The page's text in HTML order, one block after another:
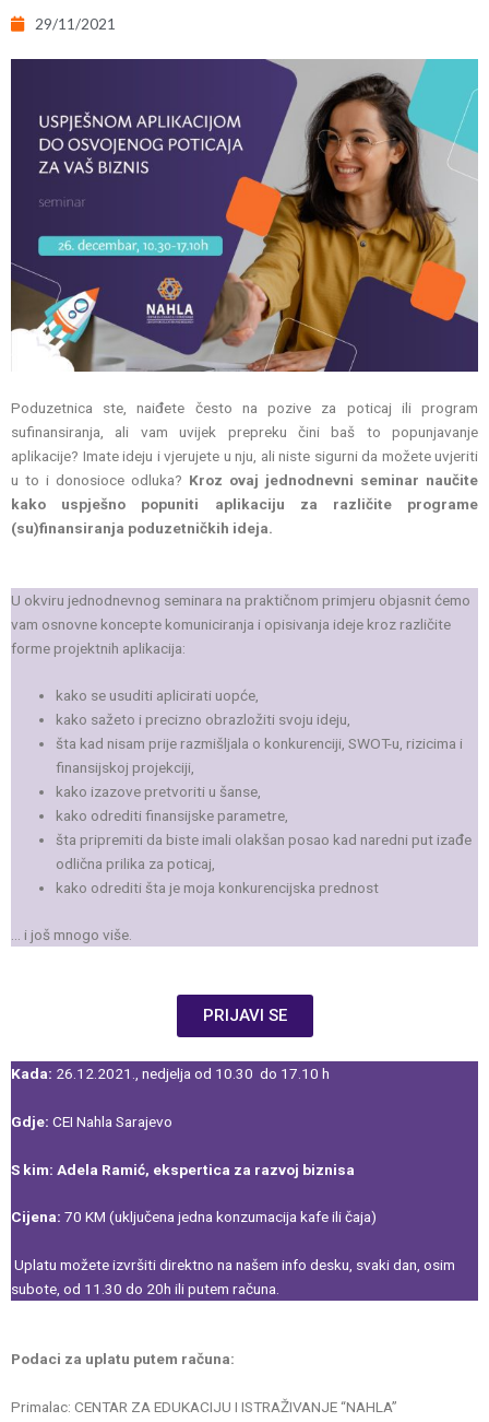
29/11/2021
Poduzetnica ste, naiđete često na pozive za poticaj ili program
sufinansiranja, ali vam uvijek prepreku čini baš to popunjavanje
aplikacije? Imate ideju i vjerujete u nju, ali niste sigurni da možete uvjeriti
u to i donosioce odluka? Kroz ovaj jednodnevni seminar naučite
kako uspješno popuniti aplikaciju za različite programe
(su)finansiranja poduzetničkih ideja.
U okviru jednodnevnog seminara na praktičnom primjeru objasnit ćemo
vam osnovne koncepte komuniciranja i opisivanja ideje kroz različite
forme projektnih aplikacija:
kako se usuditi aplicirati uopće,
kako sažeto i precizno obrazložiti svoju ideju,
šta kad nisam prije razmišljala o konkurenciji, SWOT-u, rizicima i
finansijskoj projekciji,
kako izazove pretvoriti u šanse,
kako odrediti finansijske parametre,
šta pripremiti da biste imali olakšan posao kad naredni put izađe
odlična prilika za poticaj,
kako odrediti šta je moja konkurencijska prednost
… i još mnogo više.
PRIJAVI SE
Kada: 26.12.2021., nedjelja od 10.30 do 17.10 h
Gdje: CEI Nahla Sarajevo
S kim: Adela Ramić, ekspertica za razvoj biznisa
Cijena: 70 KM (uključena jedna konzumacija kafe ili čaja)
Uplatu možete izvršiti direktno na našem info desku, svaki dan, osim
subote, od 11.30 do 20h ili putem računa.
Podaci za uplatu putem računa:
Primalac: CENTAR ZA EDUKACIJU I ISTRAŽIVANJE “NAHLA”